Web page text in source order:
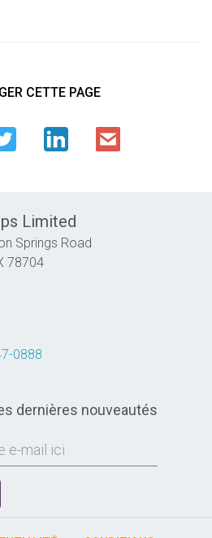
CETTE PAGE
Limited
Springs Road
78704
0888
dernières nouveautés